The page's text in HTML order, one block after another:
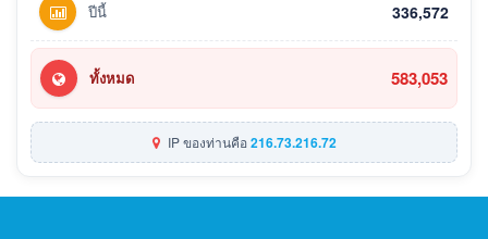
ปีนี้ 336,572
ทั้งหมด 583,053
IP ของท่านคือ216.73.216.72